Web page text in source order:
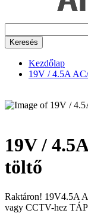
Keresés
Kezdőlap
19V / 4.5A
19V /
töltő
Raktáron! 19V4.5A
vagy CCTV-hez